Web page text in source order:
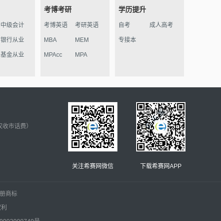
中级会计
银行从业
基金从业
考博考研
考博英语 考研英语
MBA MEM
MPAcc MPA
学历提升
自考 成人高考
专接本
收市话费）
关注希赛网微信 下载希赛网APP
商标